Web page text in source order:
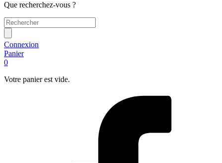
Que recherchez-vous ?
Connexion
Panier
0
Votre panier est vide.